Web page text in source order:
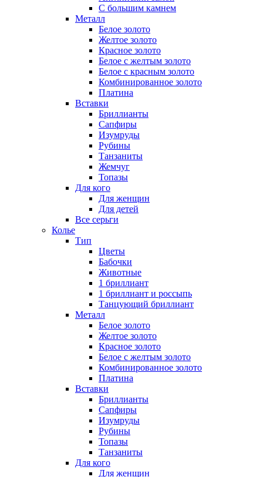
С большим камнем
Металл
Белое золото
Желтое золото
Красное золото
Белое с желтым золото
Белое с красным золото
Комбинированное золото
Платина
Вставки
Бриллианты
Сапфиры
Изумруды
Рубины
Танзаниты
Жемчуг
Топазы
Для кого
Для женщин
Для детей
Все серьги
Колье
Тип
Цветы
Бабочки
Животные
1 бриллиант
1 бриллиант и россыпь
Танцующий бриллиант
Металл
Белое золото
Желтое золото
Красное золото
Белое с желтым золото
Комбинированное золото
Платина
Вставки
Бриллианты
Сапфиры
Изумруды
Рубины
Топазы
Танзаниты
Для кого
Для женщин